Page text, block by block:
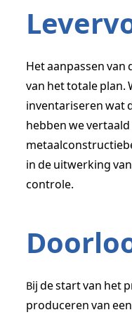
Het aanpassen van
van het totale plan.
inventariseren wat
hebben we
in de uitwerking
controle.
Bij de start van het
produceren van